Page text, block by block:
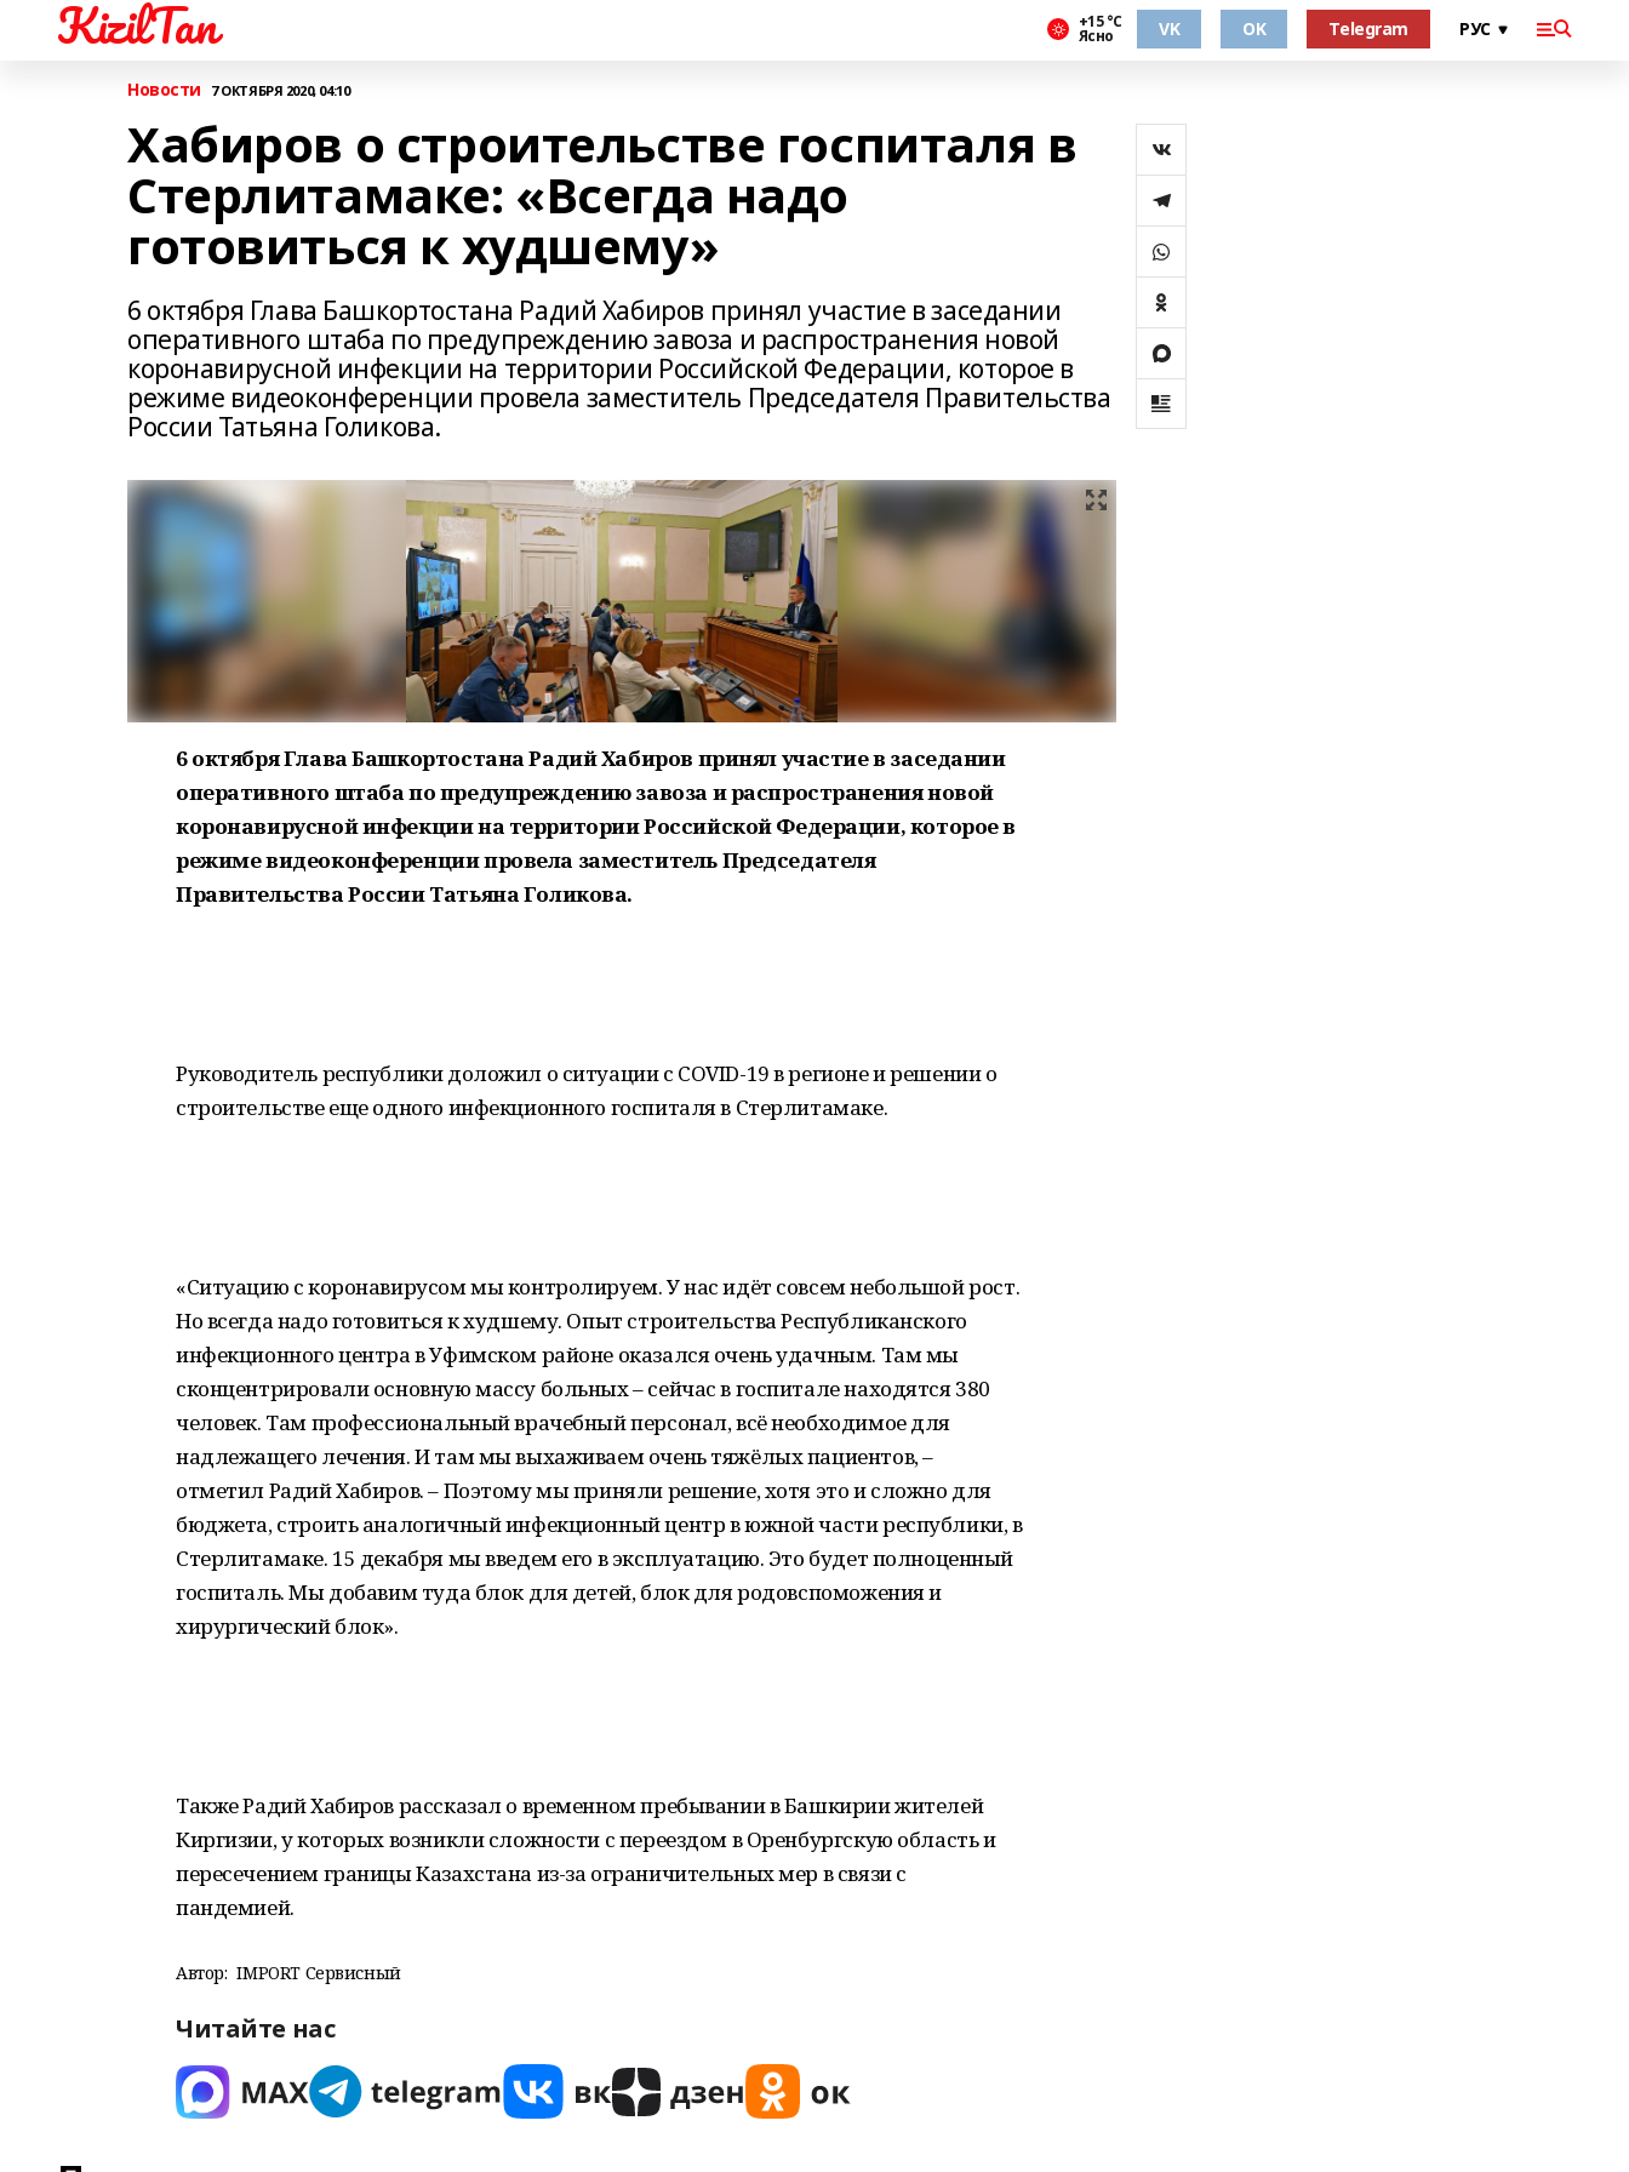
KizilTan +15 °С
Ясно VK OK Telegram
Новости 7 ОКТЯБРЯ 2020, 04:10
Хабиров о строительстве госпиталя в
Стерлитамаке: «Всегда надо
готовиться к худшему»
6 октября Глава Башкортостана Радий Хабиров принял участие в заседании
оперативного штаба по предупреждению завоза и распространения новой
коронавирусной инфекции на территории Российской Федерации, которое в
режиме видеоконференции провела заместитель Председателя Правительства
России Татьяна Голикова.
6 октября Глава Башкортостана Радий Хабиров принял участие в заседании
оперативного штаба по предупреждению завоза и распространения новой
коронавирусной инфекции на территории Российской Федерации, которое в
режиме видеоконференции провела заместитель Председателя
Правительства России Татьяна Голикова.
Руководитель республики доложил о ситуации с COVID-19 в регионе и решении о
строительстве еще одного инфекционного госпиталя в Стерлитамаке.
«Ситуацию с коронавирусом мы контролируем. У нас идёт совсем небольшой рост.
Но всегда надо готовиться к худшему. Опыт строительства Республиканского
инфекционного центра в Уфимском районе оказался очень удачным. Там мы
сконцентрировали основную массу больных – сейчас в госпитале находятся 380
человек. Там профессиональный врачебный персонал, всё необходимое для
надлежащего лечения. И там мы выхаживаем очень тяжёлых пациентов, –
отметил Радий Хабиров. – Поэтому мы приняли решение, хотя это и сложно для
бюджета, строить аналогичный инфекционный центр в южной части республики, в
Стерлитамаке. 15 декабря мы введем его в эксплуатацию. Это будет полноценный
госпиталь. Мы добавим туда блок для детей, блок для родовспоможения и
хирургический блок».
Также Радий Хабиров рассказал о временном пребывании в Башкирии жителей
Киргизии, у которых возникли сложности с переездом в Оренбургскую область и
пересечением границы Казахстана из-за ограничительных мер в связи с
пандемией.
Автор: IMPORT Сервисный
Читайте нас